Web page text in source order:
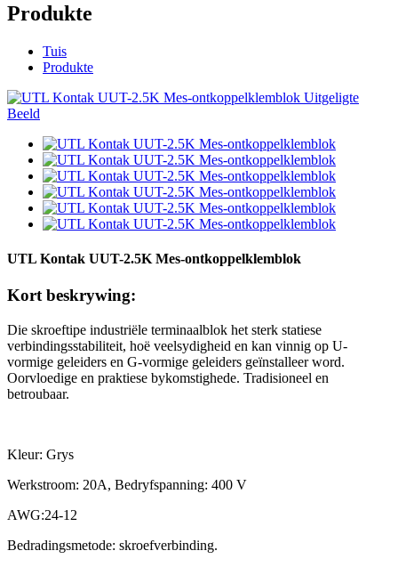
Produkte
Tuis
Produkte
UTL Kontak UUT-2.5K Mes-ontkoppelklemblok
Kort beskrywing:
Die skroeftipe industriële terminaalblok het sterk statiese
verbindingsstabiliteit, hoë veelsydigheid en kan vinnig op U-
vormige geleiders en G-vormige geleiders geïnstalleer word.
Oorvloedige en praktiese bykomstighede. Tradisioneel en
betroubaar.
Kleur: Grys
Werkstroom: 20A, Bedryfspanning: 400 V
AWG:24-12
Bedradingsmetode: skroefverbinding.